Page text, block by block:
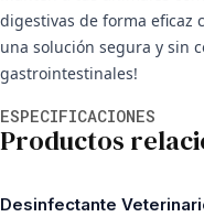
digestivas de forma eficaz
una solución segura y sin
gastrointestinales!
ESPECIFICACIONES
Productos
Desinfectante